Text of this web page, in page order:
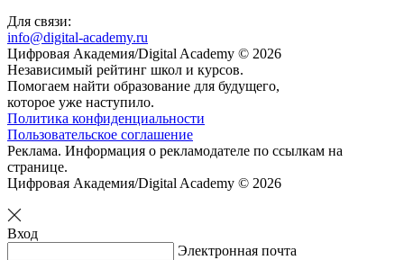
Для связи:
info@digital-academy.ru
Цифровая Академия/Digital Academy © 2026
Независимый рейтинг школ и курсов.
Помогаем найти образование для будущего,
которое уже наступило.
Политика конфиденциальности
Пользовательское соглашение
Реклама. Информация о рекламодателе по ссылкам на
странице.
Цифровая Академия/Digital Academy © 2026
Вход
Электронная почта